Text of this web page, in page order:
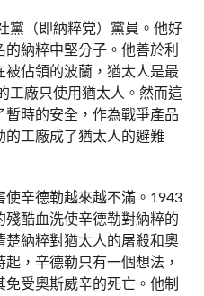
黨（即納粹党）黨員。他好
納粹中堅分子。他善於利
佔領的波蘭，猶太人是最
工廠只使用猶太人。然而這
時的安全，作為戰爭產品
的工廠成了猶太人的避難
辛德勒越來越不滿。1943
酷血洗使辛德勒對納粹的
楚納粹對猶太人的屠殺和奧
，辛德勒只有一個想法，
受奧斯威辛的死亡。他制